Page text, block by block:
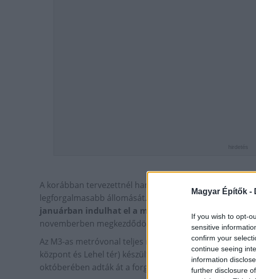
Magyar Építők -
If you wish to opt-
sensitive
confirm your
continue seeing
information
further disclosure
hirdetés
A korábban tervezettnél hamarabb veheti birtokba az
legforgalmasabb állomását. A tervek szerinta Deák
januárban indulhat el a metróforgalom
novemberben megkezdődött az átadás-átvétel
Az M3-as metróvonal teljes rekonstrukciója alatt
központ és Lehel tér) készült el, a déli szakaszt
októberében adták át a forgalomnak.